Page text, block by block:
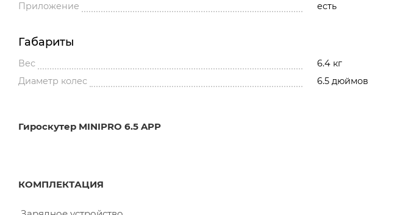
Приложение есть
Габариты
Вес
6.4 кг
Диаметр колес
6.5 дюймов
Гироскутер MINIPRO 6.5 APP
КОМПЛЕКТАЦИЯ